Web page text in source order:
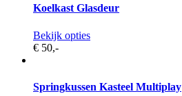
Koelkast Glasdeur
Bekijk opties
€ 50,-
Springkussen Kasteel Multiplay